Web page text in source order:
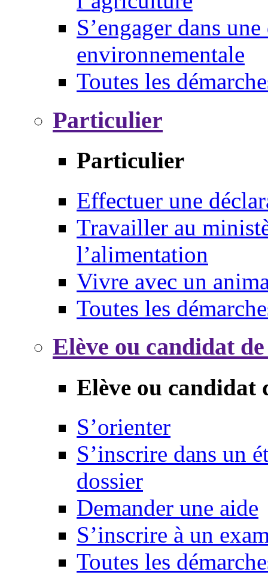
S’engager dans
environnementale
Toutes les
Particulier
Particulier
Effectuer une
Travailler au
l’alimentation
Vivre avec un
Toutes les
Elève ou candidat
Elève ou candidat
S’orienter
S’inscrire dans un
dossier
Demander une aide
S’inscrire à un
Toutes les